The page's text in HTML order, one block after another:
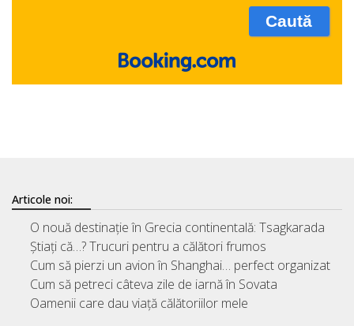
Articole noi:
O nouă destinație în Grecia continentală: Tsagkarada
Știați că…? Trucuri pentru a călători frumos
Cum să pierzi un avion în Shanghai… perfect organizat
Cum să petreci câteva zile de iarnă în Sovata
Oamenii care dau viață călătoriilor mele